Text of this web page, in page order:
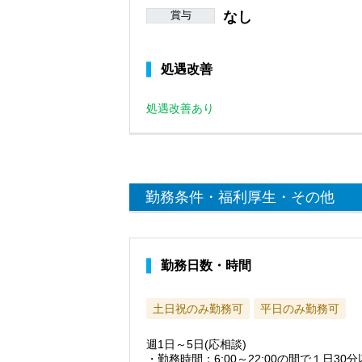
賞与 なし
処遇改善
処遇改善あり
勤務条件・福利厚生・その他
勤務日数・時間
土日祝のみ勤務可 平日のみ勤務可
週1日～5日(応相談)
・勤務時間：6:00～22:00の間で１日30分